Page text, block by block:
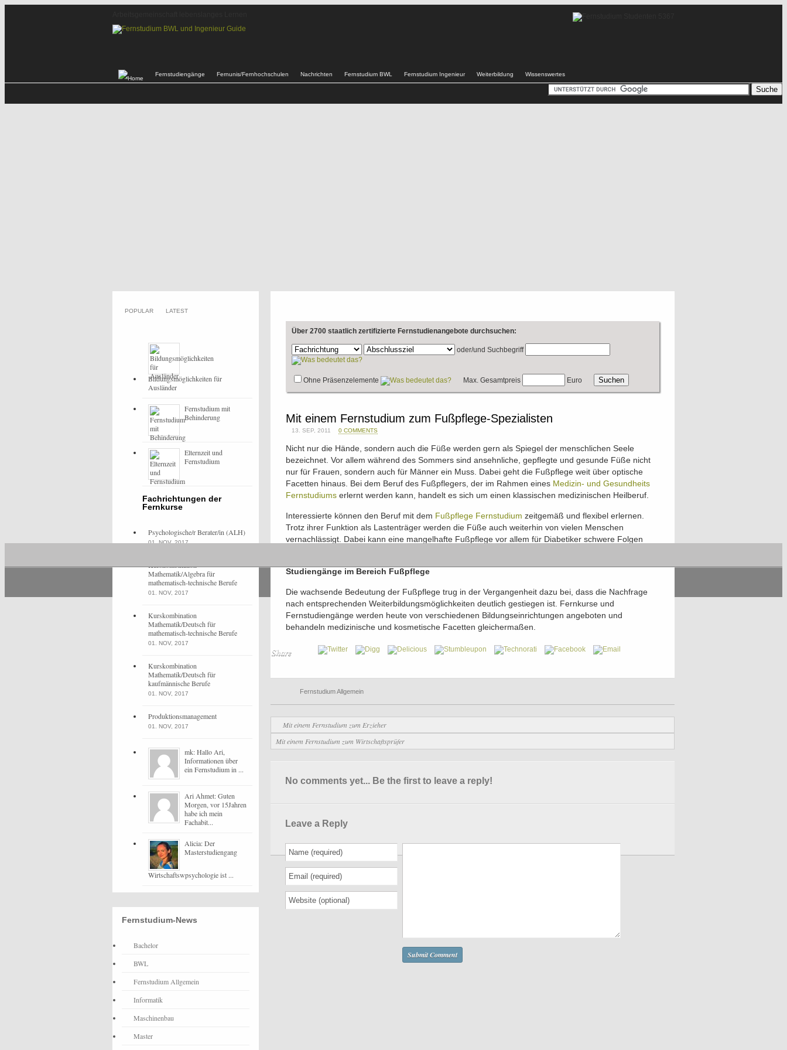
Fernstudiengänge Fernunis/Fernhochschulen Nachrichten Fernstudium BWL Fernstudium Ingenieur Weiterbildung Wissenswertes
Über 2700 staatlich zertifizierte Fernstudienangebote durchsuchen:
oder/und Suchbegriff
Ohne Präsenzelemente Max. Gesamtpreis Euro
Mit einem Fernstudium zum Fußpflege-Spezialisten
13. SEP, 2011 0 COMMENTS
Nicht nur die Hände, sondern auch die Füße werden gern als Spiegel der menschlichen Seele
bezeichnet. Vor allem während des Sommers sind ansehnliche, gepflegte und gesunde Füße nicht
nur für Frauen, sondern auch für Männer ein Muss. Dabei geht die Fußpflege weit über optische
Facetten hinaus. Bei dem Beruf des Fußpflegers, der im Rahmen eines Medizin- und Gesundheits
Fernstudiums erlernt werden kann, handelt es sich um einen klassischen medizinischen Heilberuf.
Interessierte können den Beruf mit dem Fußpflege Fernstudium zeitgemäß und flexibel erlernen.
Trotz ihrer Funktion als Lastenträger werden die Füße auch weiterhin von vielen Menschen
vernachlässigt. Dabei kann eine mangelhafte Fußpflege vor allem für Diabetiker schwere Folgen
Studiengänge im Bereich Fußpflege
Die wachsende Bedeutung der Fußpflege trug in der Vergangenheit dazu bei, dass die Nachfrage
nach entsprechenden Weiterbildungsmöglichkeiten deutlich gestiegen ist. Fernkurse und
Fernstudiengänge werden heute von verschiedenen Bildungseinrichtungen angeboten und
behandeln medizinische und kosmetische Facetten gleichermaßen.
Share
Fernstudium Allgemein
Mit einem Fernstudium zum Erzieher
Mit einem Fernstudium zum Wirtschaftsprüfer
No comments yet... Be the first to leave a reply!
Leave a Reply
POPULAR LATEST
Bildungsmöglichkeiten für
Ausländer
Fernstudium mit
Behinderung
Elternzeit und
Fernstudium
Fachrichtungen der
Fernkurse
Psychologische/r Berater/in (ALH)
01. NOV, 2017
Kurskombination
Mathematik/Algebra für
mathematisch-technische Berufe
01. NOV, 2017
Kurskombination
Mathematik/Deutsch für
mathematisch-technische Berufe
01. NOV, 2017
Kurskombination
Mathematik/Deutsch für
kaufmännische Berufe
01. NOV, 2017
Produktionsmanagement
01. NOV, 2017
mk: Hallo Ari,
Informationen über
ein Fernstudium in ...
Ari Ahmet: Guten
Morgen, vor 15Jahren
habe ich mein
Fachabit...
Alicia: Der
Masterstudiengang
Wirtschaftswpsychologie ist ...
Fernstudium-News
Bachelor
BWL
Fernstudium Allgemein
Informatik
Maschinenbau
Master